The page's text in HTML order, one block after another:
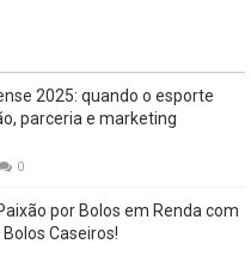
2025: quando o esporte
parceria e marketing
0
por Bolos em Renda com
Caseiros!